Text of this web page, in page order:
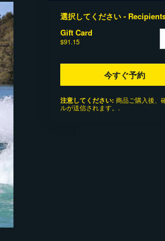
選択してください -
Gift Card
$91.15
今すぐ予約
注意してください: 商品ご購入後、
ルが送信されます。.